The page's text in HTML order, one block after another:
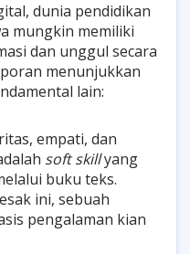
dunia pendidikan
mungkin memiliki
dan unggul secara
menunjukkan
lain:
empati, dan
soft skillyang
buku teks.
ini, sebuah
pengalaman kian